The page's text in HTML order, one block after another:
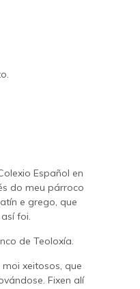
Español en
do meu párroco
e grego, que
foi.
de Teoloxía.
xeitosos, que
Fixen alí